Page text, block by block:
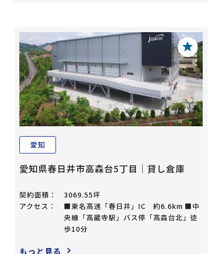
愛知
愛知県春日井市高森台5丁目｜貸し倉庫
契約面積：
3069.55坪
アクセス：
■東名高速「春日井」IC 約6.6km ■中
央線「高蔵寺駅」バス停「高森台北」徒
歩10分
もっと見る